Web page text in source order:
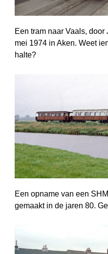
Een tram naar Vaals,
mei 1974 in Aken. Weet
halte?
Een opname van een
gemaakt in de jaren 80.